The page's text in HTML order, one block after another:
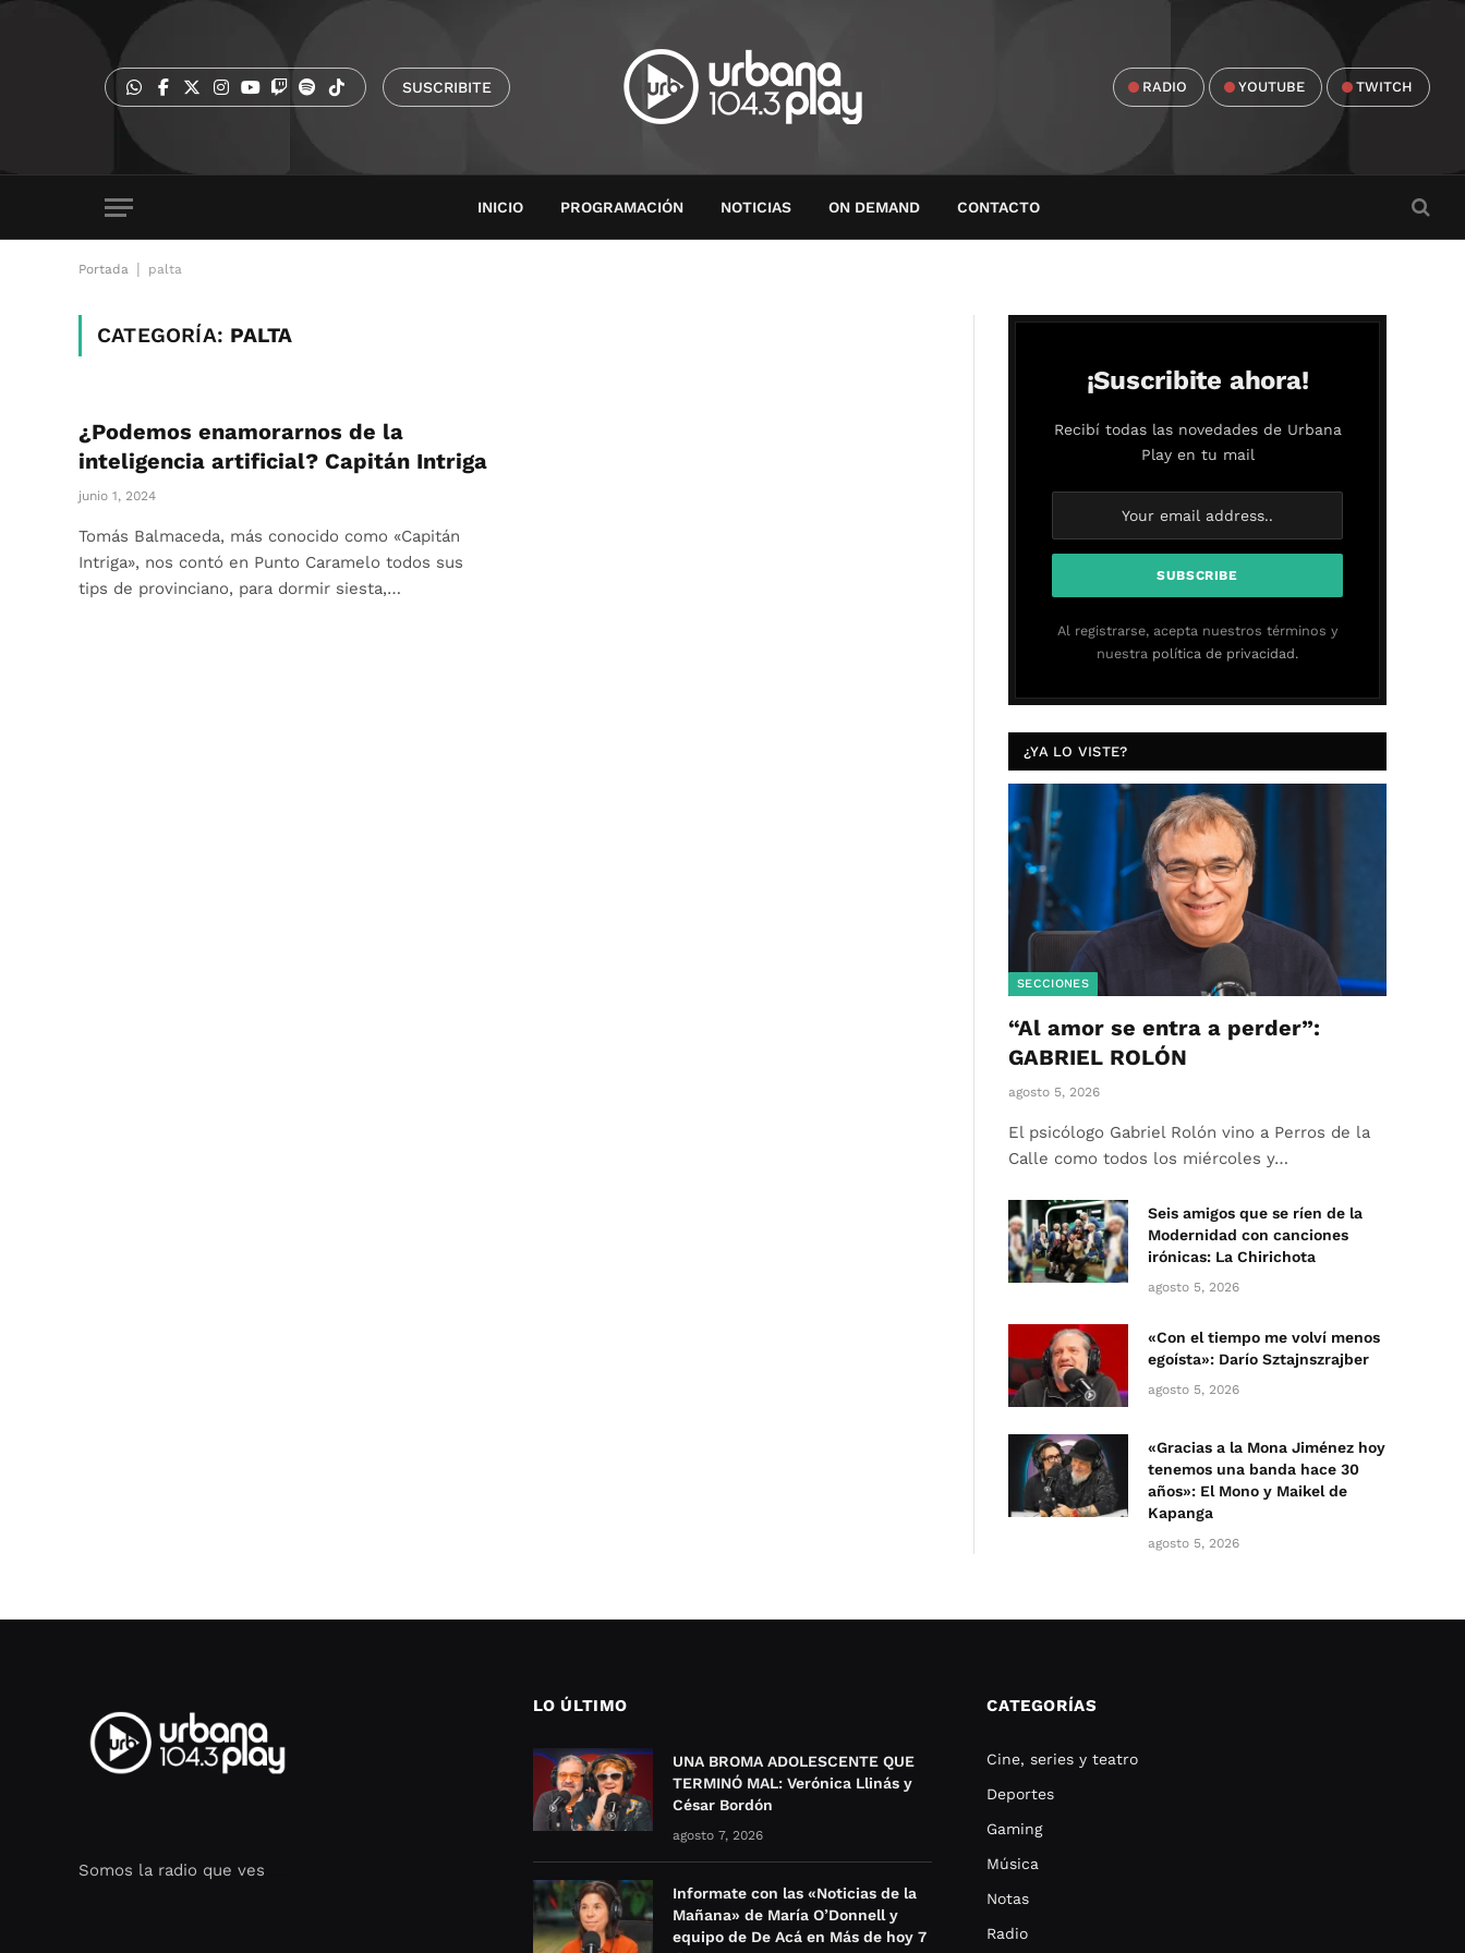
SUSCRIBITE RADIO YOUTUBE TWITCH
INICIO PROGRAMACIÓN NOTICIAS ON DEMAND CONTACTO
Portada palta
CATEGORÍA: PALTA
¿Podemos enamorarnos de la
inteligencia artificial? Capitán Intriga
junio 1, 2024
Tomás Balmaceda, más conocido como «Capitán
Intriga», nos contó en Punto Caramelo todos sus
tips de provinciano, para dormir siesta,…
¡Suscribite ahora!
Recibí todas las novedades de Urbana
Play en tu mail
Al registrarse, acepta nuestros términos y
nuestra política de privacidad.
¿YA LO VISTE?
SECCIONES
“Al amor se entra a perder”:
GABRIEL ROLÓN
agosto 5, 2026
El psicólogo Gabriel Rolón vino a Perros de la
Calle como todos los miércoles y…
Seis amigos que se ríen de la
Modernidad con canciones
irónicas: La Chirichota
agosto 5, 2026
«Con el tiempo me volví menos
egoísta»: Darío Sztajnszrajber
agosto 5, 2026
«Gracias a la Mona Jiménez hoy
tenemos una banda hace 30
años»: El Mono y Maikel de
Kapanga
agosto 5, 2026
Somos la radio que ves
LO ÚLTIMO
UNA BROMA ADOLESCENTE QUE
TERMINÓ MAL: Verónica Llinás y
César Bordón
agosto 7, 2026
Informate con las «Noticias de la
Mañana» de María O’Donnell y
equipo de De Acá en Más de hoy 7
CATEGORÍAS
Cine, series y teatro
Deportes
Gaming
Música
Notas
Radio